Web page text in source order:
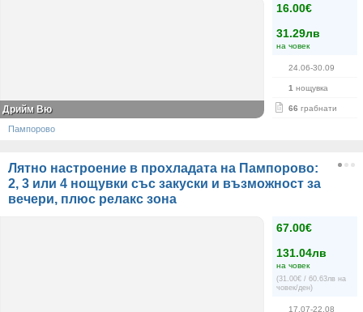
16.00€
31.29лв
на човек
24.06-30.09
1 нощувка
66 грабнати
Дрийм Вю
Пампорово
Лятно настроение в прохладата на Пампорово:
2, 3 или 4 нощувки със закуски и възможност за
вечери, плюс релакс зона
67.00€
131.04лв
на човек
(31.00€ / 60.63лв на
човек/ден)
17.07-22.08